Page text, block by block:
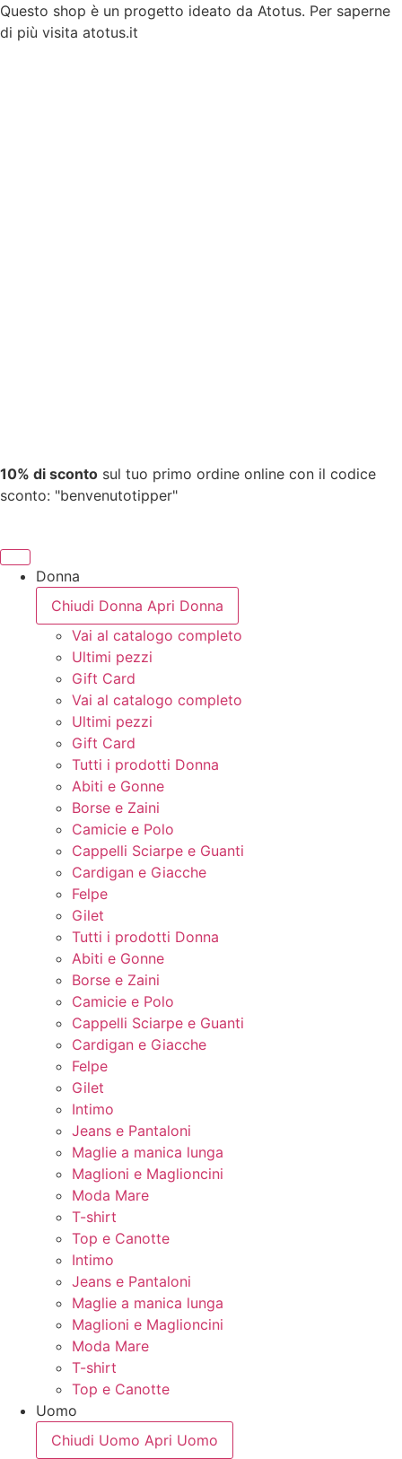
Vai
al
Questo shop è un progetto ideato da Atotus. Per saperne
di più visita atotus.it
10% di sconto sul tuo primo ordine online con il codice
sconto: "benvenutotipper"
Donna
Chiudi Donna Apri Donna
Vai al catalogo completo
Ultimi pezzi
Gift Card
Vai al catalogo completo
Ultimi pezzi
Gift Card
Tutti i prodotti Donna
Abiti e Gonne
Borse e Zaini
Camicie e Polo
Cappelli Sciarpe e Guanti
Cardigan e Giacche
Felpe
Gilet
Tutti i prodotti Donna
Abiti e Gonne
Borse e Zaini
Camicie e Polo
Cappelli Sciarpe e Guanti
Cardigan e Giacche
Felpe
Gilet
Intimo
Jeans e Pantaloni
Maglie a manica lunga
Maglioni e Maglioncini
Moda Mare
T-shirt
Top e Canotte
Intimo
Jeans e Pantaloni
Maglie a manica lunga
Maglioni e Maglioncini
Moda Mare
T-shirt
Top e Canotte
Uomo
Chiudi Uomo Apri Uomo